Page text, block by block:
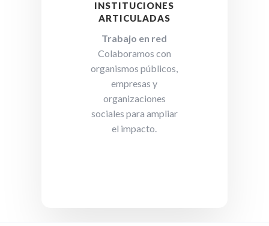
INSTITUCIONES
ARTICULADAS
Trabajo en red
Colaboramos con
organismos públicos,
empresas y
organizaciones
sociales para ampliar
el impacto.